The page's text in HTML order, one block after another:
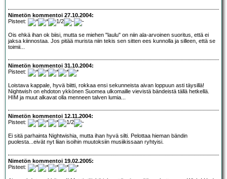
Nimetön kommentoi 27.10.2004:
Pisteet:
Ois ehkä ihan ok biisi, mutta se miehen "laulu" on niin ala-arvoinen suoritus, että ei
jaksa kiinnostaa. Jos pitää murista niin tekis sen sitten ees kunnolla ja silleen, että se
toimii...
Nimetön kommentoi 31.10.2004:
Pisteet:
Loistava kappale, hyvä biitti, rokkaa ensi sekunneista aivan loppuun asti täysillä!
Nightwish on ehdoton ykkönen Suomea ulkomaille vievistä bändeistä tällä hetkellä.
HIM ja muut alkavat olla menneen talven lumia...
Nimetön kommentoi 12.11.2004:
Pisteet:
Ei sitä parhainta Nightwishia, mutta ihan hyvä silti. Pelottaa hieman bändin
puolesta...eivät nyt liian isoihin muutoksiin musiikissaan ryhtyisi.
Nimetön kommentoi 19.02.2005:
Pisteet: